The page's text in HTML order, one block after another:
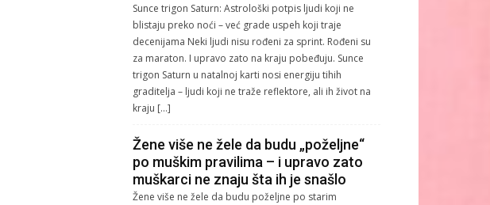
Sunce trigon Saturn: Astrološki potpis ljudi koji ne
blistaju preko noći – već grade uspeh koji traje
decenijama Neki ljudi nisu rođeni za sprint. Rođeni su
za maraton. I upravo zato na kraju pobeđuju. Sunce
trigon Saturn u natalnoj karti nosi energiju tihih
graditelja – ljudi koji ne traže reflektore, ali ih život na
kraju […]
Žene više ne žele da budu „poželjne“
po muškim pravilima – i upravo zato
muškarci ne znaju šta ih je snašlo
Žene više ne žele da budu poželjne po starim